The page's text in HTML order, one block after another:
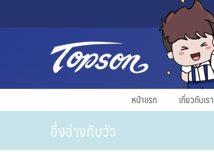
หน้าแรก เกี่ยวกับเรา
อึ่งอ่างกับวัว